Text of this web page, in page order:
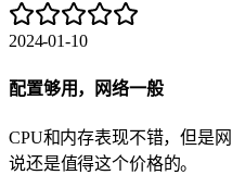
2024-01-10
配置够用，网络一般
CPU和内存表现不错，但是
说还是值得这个价格的。